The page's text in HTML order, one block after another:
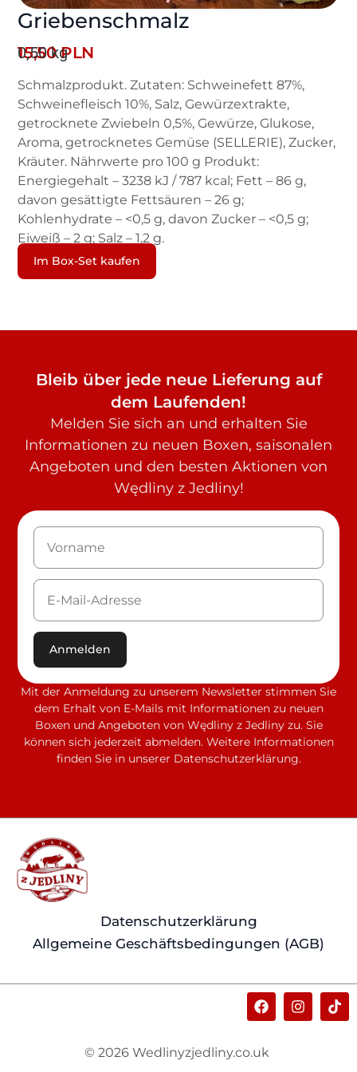
Griebenschmalz
15,50PLN
0,50 kg
Schmalzprodukt. Zutaten: Schweinefett 87%,
Schweinefleisch 10%, Salz, Gewürzextrakte,
getrocknete Zwiebeln 0,5%, Gewürze, Glukose,
Aroma, getrocknetes Gemüse (SELLERIE), Zucker,
Kräuter. Nährwerte pro 100 g Produkt:
Energiegehalt – 3238 kJ / 787 kcal; Fett – 86 g,
davon gesättigte Fettsäuren – 26 g;
Kohlenhydrate – <0,5 g, davon Zucker – <0,5 g;
Eiweiß – 2 g; Salz – 1,2 g.
Im Box-Set kaufen
Bleib über jede neue Lieferung auf
dem Laufenden!
Melden Sie sich an und erhalten Sie
Informationen zu neuen Boxen, saisonalen
Angeboten und den besten Aktionen von
Wędliny z Jedliny!
Anmelden
Mit der Anmeldung zu unserem Newsletter stimmen Sie
dem Erhalt von E-Mails mit Informationen zu neuen
Boxen und Angeboten von Wędliny z Jedliny zu. Sie
können sich jederzeit abmelden. Weitere Informationen
finden Sie in unserer Datenschutzerklärung.
Datenschutzerklärung
Allgemeine Geschäftsbedingungen (AGB)
© 2026 Wedlinyzjedliny.co.uk